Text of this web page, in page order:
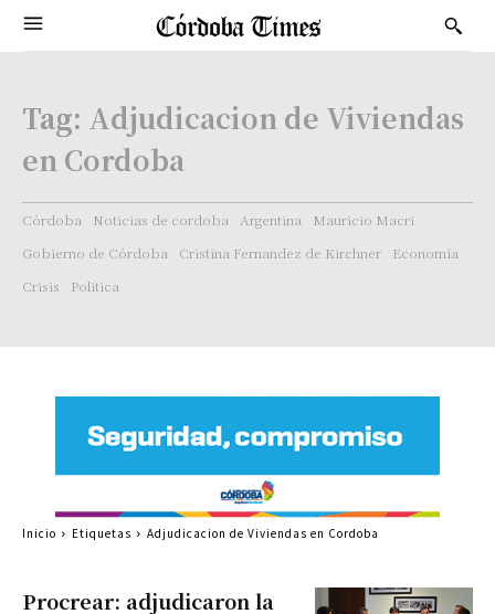
Tag: Adjudicacion de Viviendas
en Cordoba
Córdoba Noticias de cordoba Argentina
Mauricio Macri
Gobierno de Córdoba
Cristina Fernandez de Kirchner
Economía
Crisis
Politica
Procrear: adjudicaron la
Inicio Etiquetas Adjudicacion de Viviendas en Cordoba